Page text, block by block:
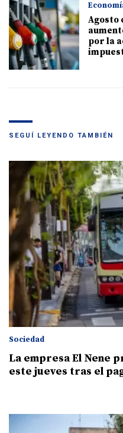
Agosto
por la
SEGUÍ LEYENDO TAMBIÉN
Sociedad
La empresa El Nene
este jueves tras el